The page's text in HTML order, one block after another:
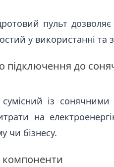
пульт
у використанні та
підключення до
із
на
чи бізнесу.
компоненти